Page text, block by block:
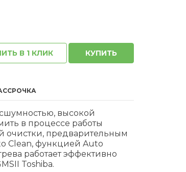
В 1 КЛИК КУПИТЬ
высокой
в процессе работы
очистки, предварительным
Clean, функцией Auto
работает эффективно
Toshiba.